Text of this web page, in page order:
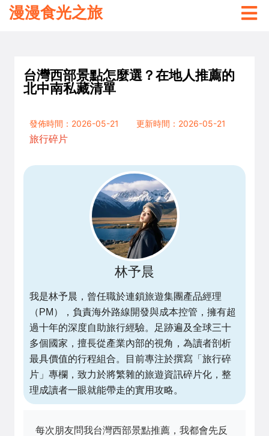
漫漫食光之旅
台灣西部景點怎麼選？在地人推薦的
北中南私藏清單
發佈時間：2026-05-21
更新時間：2026-05-21
旅行碎片
林予晨
我是林予晨，曾任職於連鎖旅遊集團產品經理
（PM），負責海外路線開發與成本控管，擁有超
過十年的深度自助旅行經驗。足跡遍及全球三十
多個國家，擅長從產業內部的視角，為讀者剖析
最具價值的行程組合。目前專注於撰寫「旅行碎
片」專欄，致力於將繁雜的旅遊資訊碎片化，整
理成讀者一眼就能帶走的實用攻略。
每次朋友問我台灣西部景點推薦，我都會先反